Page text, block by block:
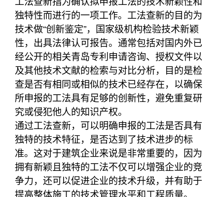
独特性而进行的一项工作。工法查新的目的为
技术做“创新鉴定”，国家级机构检验技术新颖
性，出具法律认可报告。通常包括对国内外已
经公开的相关青岛专利申请咨询、授权文件以
及其他技术文献的检索与对比分析，目的是检
查是否有相同或相似的技术已经存在，以确保
所申报的工法具有足够的创新性，避免重复研
究或侵犯他人的知识产权。
通过工法查新，可以明确申报的工法是否具有
独特的技术特征，是否达到了技术进步的标
准。这对于建筑企业来说是非常重要的，因为
拥有新颖且独特的工法不仅可以增强企业的竞
争力，还可以促进企业的技术升级，并有助于
提高整体施工的技术管理水平和工程质量。